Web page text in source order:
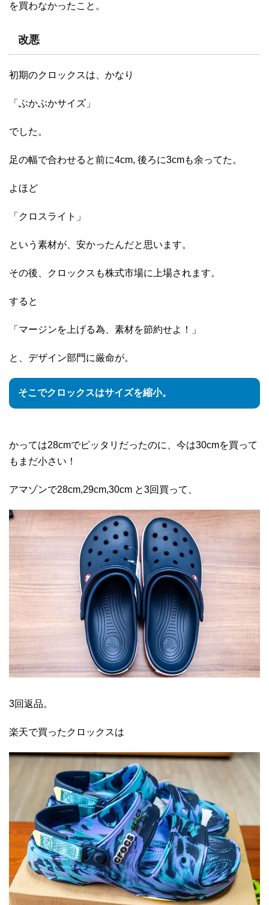
を買わなかったこと。
改悪
初期のクロックスは、かなり
「ぶかぶかサイズ」
でした。
足の幅で合わせると前に4cm, 後ろに3cmも余ってた。
よほど
「クロスライト」
という素材が、安かったんだと思います。
その後、クロックスも株式市場に上場されます。
すると
「マージンを上げる為、素材を節約せよ！」
と、デザイン部門に厳命が。
そこでクロックスはサイズを縮小。
かっては28cmでピッタリだったのに、今は30cmを買って
もまだ小さい！
アマゾンで28cm,29cm,30cm と3回買って、
3回返品。
楽天で買ったクロックスは